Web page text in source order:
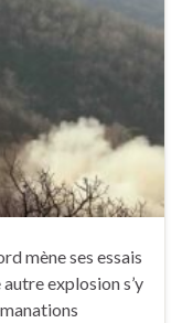
mène ses essais
explosion s’y